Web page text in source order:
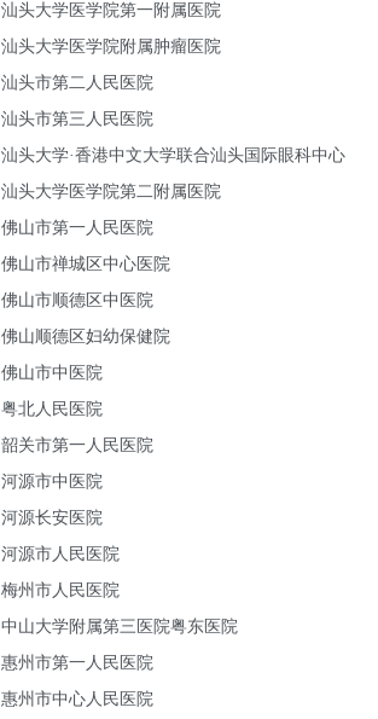
汕头大学医学院第一附属医院
汕头大学医学院附属肿瘤医院
汕头市第二人民医院
汕头市第三人民医院
汕头大学·香港中文大学联合汕头国际眼科中心
汕头大学医学院第二附属医院
佛山市第一人民医院
佛山市禅城区中心医院
佛山市顺德区中医院
佛山顺德区妇幼保健院
佛山市中医院
粤北人民医院
韶关市第一人民医院
河源市中医院
河源长安医院
河源市人民医院
梅州市人民医院
中山大学附属第三医院粤东医院
惠州市第一人民医院
惠州市中心人民医院